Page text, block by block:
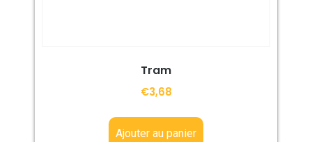
Tram
€3,68
Ajouter au panier